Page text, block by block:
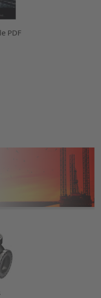
PDF